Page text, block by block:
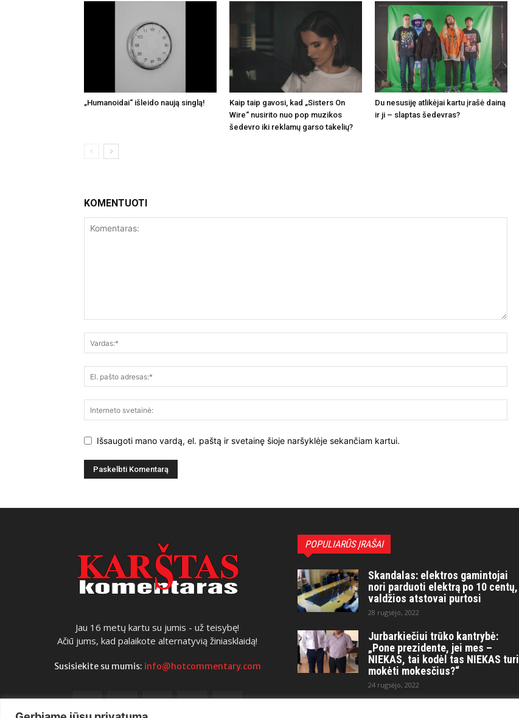
„Humanoidai“ išleido naują singlą!
Kaip taip gavosi, kad „Sisters On
Wire“ nusirito nuo pop muzikos
šedevro iki reklamų garso takelių?
Du nesusiję atlikėjai kartu įrašė dainą
ir ji – slaptas šedevras?
KOMENTUOTI
Išsaugoti mano vardą, el. paštą ir svetainę šioje naršyklėje sekančiam kartui.
Jau 16 metų kartu su jumis - už teisybę!
Ačiū jums, kad palaikote alternatyvią žiniasklaidą!
Susisiekite su mumis: info@hotcommentary.com
POPULIARŪS ĮRAŠAI
Skandalas: elektros gamintojai
nori parduoti elektrą po 10 centų,
valdžios atstovai purtosi
28 rugsėjo, 2022
Jurbarkiečiui trūko kantrybė:
„Pone prezidente, jei mes –
NIEKAS, tai kodėl tas NIEKAS turi
mokėti mokesčius?“
24 rugsėjo, 2022